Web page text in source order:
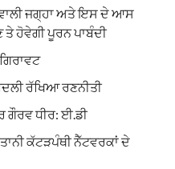
ਜਗ੍ਹਾ ਅਤੇ ਇਸ ਦੇ ਆਸ
ਹੋਵੇਗੀ ਪੂਰਨ ਪਾਬੰਦੀ
ਰੱਖਿਆ ਰਣਨੀਤੀ
ਗੌਰਵ ਧੀਰ: ਈ.ਡੀ
ਕੱਟੜਪੰਥੀ ਨੈੱਟਵਰਕਾਂ ਦੇ